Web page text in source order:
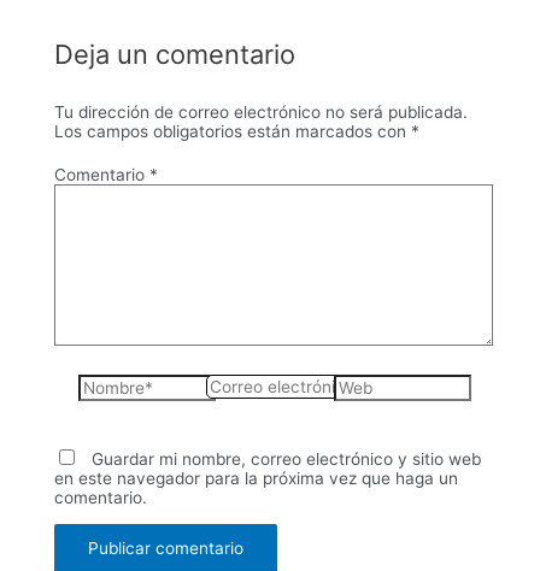
Deja un comentario
Tu dirección de correo electrónico no será publicada.
Los campos obligatorios están marcados con *
Comentario *
Nombre*
Correo
electrónico*
Web
Guardar mi nombre, correo electrónico y sitio web
en este navegador para la próxima vez que haga un
comentario.